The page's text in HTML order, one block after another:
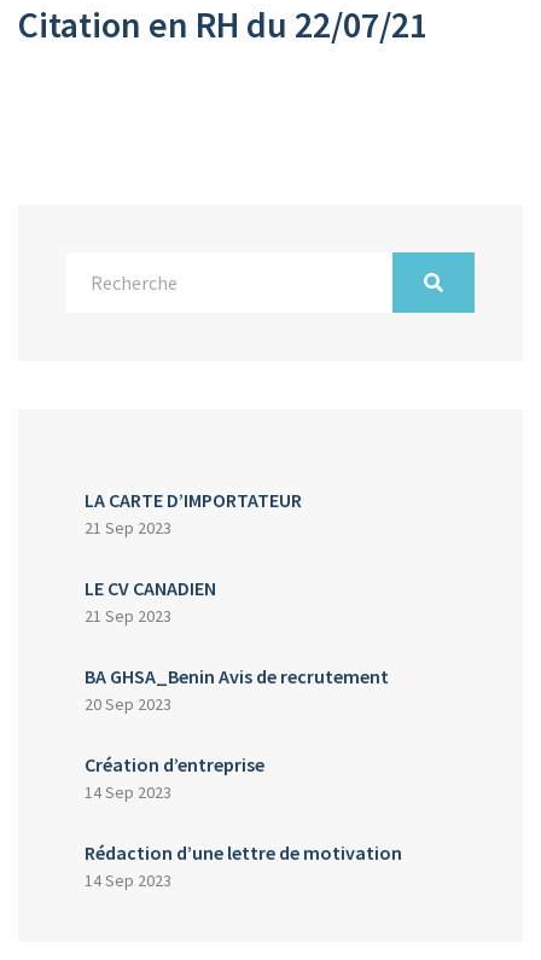
Citation en RH du 22/07/21
LA CARTE D’IMPORTATEUR
21 Sep 2023
LE CV CANADIEN
21 Sep 2023
BA GHSA_Benin Avis de recrutement
20 Sep 2023
Création d’entreprise
14 Sep 2023
Rédaction d’une lettre de motivation
14 Sep 2023